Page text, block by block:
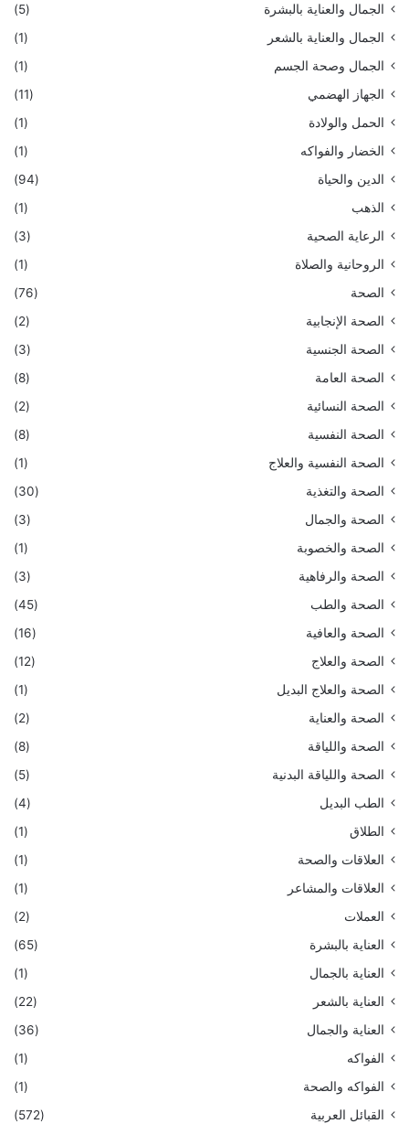
الجمال والعناية بالبشرة
(5)
الجمال والعناية بالشعر
(1)
الجمال وصحة الجسم
(1)
الجهاز الهضمي
(11)
الحمل والولادة
(1)
الخضار والفواكه
(1)
الدين والحياة
(94)
الذهب
(1)
الرعاية الصحية
(3)
الروحانية والصلاة
(1)
الصحة
(76)
الصحة الإنجابية
(2)
الصحة الجنسية
(3)
الصحة العامة
(8)
الصحة النسائية
(2)
الصحة النفسية
(8)
الصحة النفسية والعلاج
(1)
الصحة والتغذية
(30)
الصحة والجمال
(3)
الصحة والخصوبة
(1)
الصحة والرفاهية
(3)
الصحة والطب
(45)
الصحة والعافية
(16)
الصحة والعلاج
(12)
الصحة والعلاج البديل
(1)
الصحة والعناية
(2)
الصحة واللياقة
(8)
الصحة واللياقة البدنية
(5)
الطب البديل
(4)
الطلاق
(1)
العلاقات والصحة
(1)
العلاقات والمشاعر
(1)
العملات
(2)
العناية بالبشرة
(65)
العناية بالجمال
(1)
العناية بالشعر
(22)
العناية والجمال
(36)
الفواكه
(1)
الفواكه والصحة
(1)
القبائل العربية
(572)